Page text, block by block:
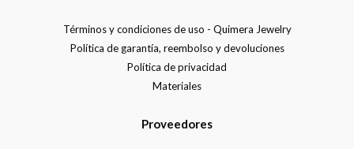
Términos y condiciones de uso - Quimera Jewelry
Política de garantía, reembolso y devoluciones
Política de privacidad
Materiales
Proveedores